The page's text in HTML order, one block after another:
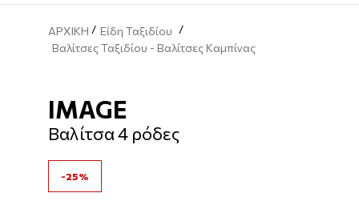
ΑΡΧΙΚΗ / Είδη Ταξιδίου /
Βαλίτσες Ταξιδίου - Bαλίτσες Καμπίνας
IMAGE
Βαλίτσα 4 ρόδες
-25%